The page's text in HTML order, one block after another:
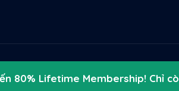
80% Lifetime Membership! Chỉ